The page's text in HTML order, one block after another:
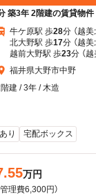
築3年 2階建の賃貸物件
牛ケ原駅 歩28分 （越美
北大野駅 歩17分 （越美
越前大野駅 歩23分 （越
福井県大野市中野
建 / 3年 / 木造
り 宅配ボックス
万円
管理費6,300円）